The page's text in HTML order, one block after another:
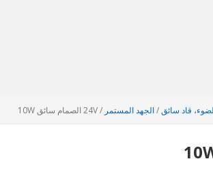
قاد سائق/الجهد المستمر /